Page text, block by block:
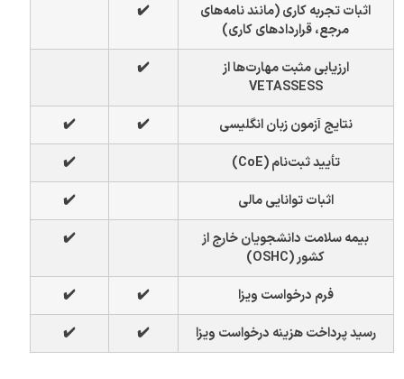
اثبات تجربه کاری (مانند نامه‌های
مرجع، قراردادهای کاری)
✔️
ارزیابی مثبت مهارت‌ها از
VETASSESS
✔️
نتایج آزمون زبان انگلیسی ✔️
✔️
تأیید ثبت‌نام (CoE)
✔️
اثبات توانایی مالی
✔️
بیمه سلامت دانشجویان خارج از
کشور (OSHC)
✔️
فرم درخواست ویزا ✔️
✔️
رسید پرداخت هزینه درخواست ویزا
✔️
✔️